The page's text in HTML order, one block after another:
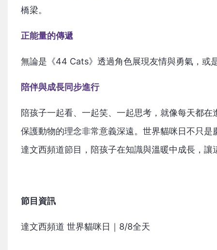
橋梁。
正能量的傳遞
無論是《44 Cats》透過角色展現友情與勇氣，或
陪伴與成長同步進行
陪孩子一起看、一起笑、一起思考，就像每天都
保護動物的理念非常意義深遠。世界貓咪日不只
達文西頻道節目，陪孩子在知識與溫暖中成長，
節目資訊
達文西頻道 世界貓咪日｜8/8全天